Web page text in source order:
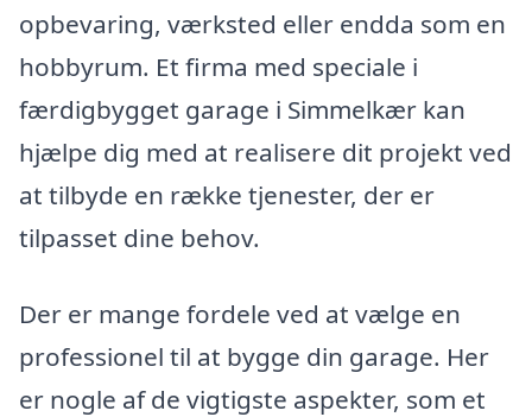
opbevaring, værksted eller endda som en
hobbyrum. Et firma med speciale i
færdigbygget garage i Simmelkær kan
hjælpe dig med at realisere dit projekt ved
at tilbyde en række tjenester, der er
tilpasset dine behov.
Der er mange fordele ved at vælge en
professionel til at bygge din garage. Her
er nogle af de vigtigste aspekter, som et